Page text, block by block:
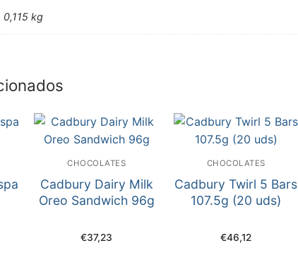
0,115 kg
CHOCOLATES
Cadbury Dairy Milk
Oreo Sandwich 96g
€37,23
CHOCOLATES
Cadbury Twirl 5 Bars
107.5g (20 uds)
€46,12